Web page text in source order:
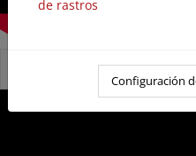
Reservas Naturales Fluviales
de rastros
Configuración